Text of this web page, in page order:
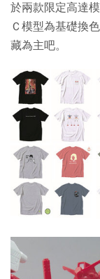
於兩款限定高達
Ｃ模型為基礎換
藏為主吧。